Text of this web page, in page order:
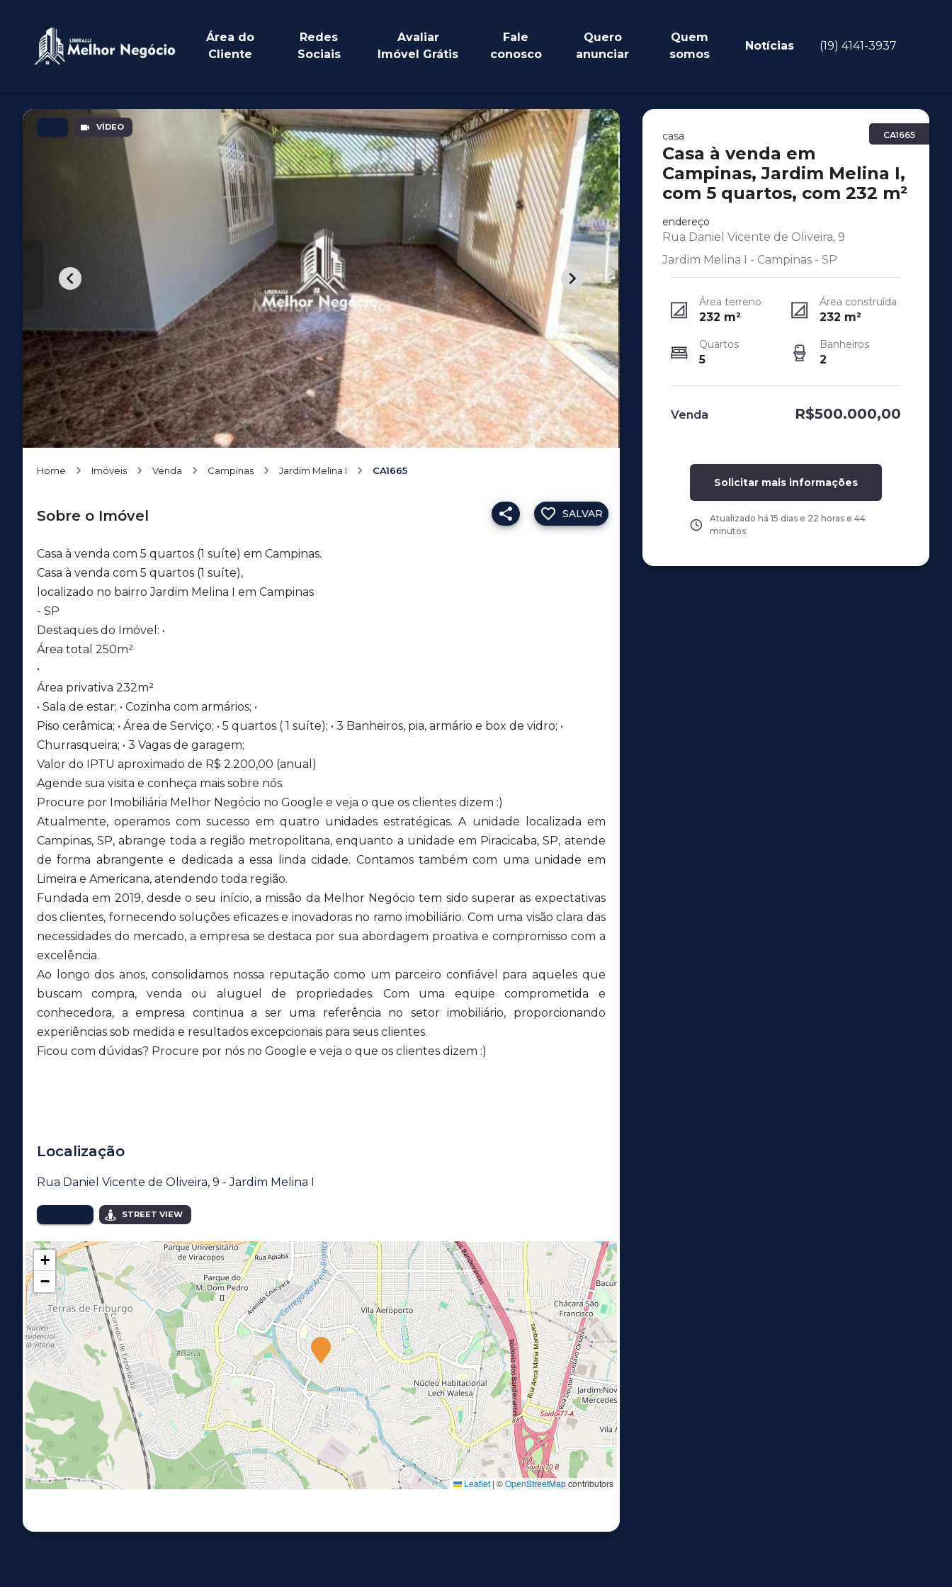
Área do
Cliente
Redes
Sociais
Avaliar
Imóvel Grátis
Fale
conosco
Quero
anunciar
Quem
somos
Notícias (19) 4141-3937
VÍDEO
Home Imóveis Venda Campinas Jardim Melina I CA1665
Sobre o Imóvel
Casa à venda com 5 quartos (1 suíte) em Campinas.
Casa à venda com 5 quartos (1 suíte),
localizado no bairro Jardim Melina I em Campinas
- SP
Destaques do Imóvel: •
Área total 250m²
•
Área privativa 232m²
• Sala de estar; • Cozinha com armários; •
Piso cerâmica; • Área de Serviço; • 5 quartos ( 1 suíte); • 3 Banheiros, pia, armário e box de vidro; •
Churrasqueira; • 3 Vagas de garagem;
Valor do IPTU aproximado de R$ 2.200,00 (anual)
Agende sua visita e conheça mais sobre nós.
Procure por Imobiliária Melhor Negócio no Google e veja o que os clientes dizem :)
Atualmente, operamos com sucesso em quatro unidades estratégicas. A unidade localizada em
Campinas, SP, abrange toda a região metropolitana, enquanto a unidade em Piracicaba, SP, atende
de forma abrangente e dedicada a essa linda cidade. Contamos também com uma unidade em
Limeira e Americana, atendendo toda região.
Fundada em 2019, desde o seu início, a missão da Melhor Negócio tem sido superar as expectativas
dos clientes, fornecendo soluções eficazes e inovadoras no ramo imobiliário. Com uma visão clara das
necessidades do mercado, a empresa se destaca por sua abordagem proativa e compromisso com a
excelência.
Ao longo dos anos, consolidamos nossa reputação como um parceiro confiável para aqueles que
buscam compra, venda ou aluguel de propriedades. Com uma equipe comprometida e
conhecedora, a empresa continua a ser uma referência no setor imobiliário, proporcionando
experiências sob medida e resultados excepcionais para seus clientes.
Ficou com dúvidas? Procure por nós no Google e veja o que os clientes dizem :)
SALVAR
Localização
Rua Daniel Vicente de Oliveira, 9 - Jardim Melina I
STREET VIEW
+
−
Leaflet | ©OpenStreetMapcontributors
CA1665
casa
Casa à venda em
Campinas, Jardim Melina I,
com 5 quartos, com 232 m²
endereço
Rua Daniel Vicente de Oliveira, 9
Jardim Melina I - Campinas - SP
Área terreno
232 m²
Área construída
232 m²
Quartos
5
Banheiros
2
Venda R$500.000,00
Solicitar mais informações
Atualizado há 15 dias e 22 horas e 44
minutos